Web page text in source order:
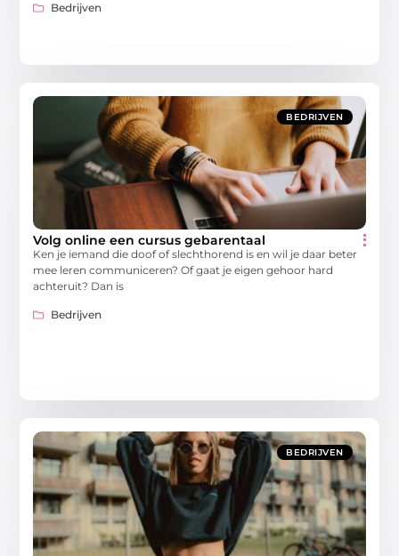
Bedrijven
BEDRIJVEN
Volg online een cursus gebarentaal
Ken je iemand die doof of slechthorend is en wil je daar beter
mee leren communiceren? Of gaat je eigen gehoor hard
achteruit? Dan is
Bedrijven
BEDRIJVEN